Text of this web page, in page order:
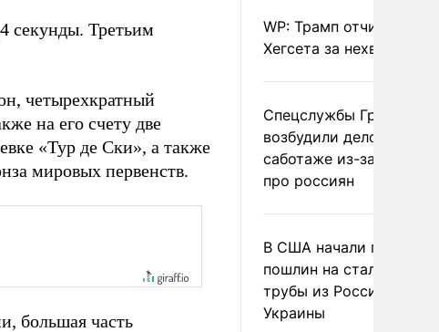
секунды. Третьим
четырехкратный
на его счету две
«Тур де Ски», а также
мировых первенств.
большая часть
WP: Трамп отчитал
Хегсета за нехватку
Спецслужбы Грузии
возбудили дело о
саботаже из-за фейков
про россиян
В США начали
пошлин на стальные
трубы из России и с
Украины